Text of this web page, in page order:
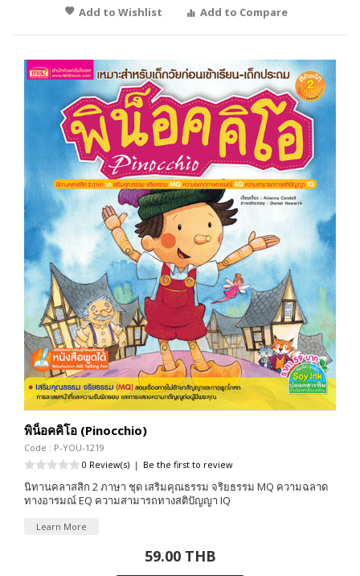
Add to Wishlist Add to Compare
พิน็อคคิโอ (Pinocchio)
Code : P-YOU-1219
0 Review(s) | Be the first to review
นิทานคลาสสิก 2 ภาษา ชุด เสริมคุณธรรม จริยธรรม MQ ความฉลาด
ทางอารมณ์ EQ ความสามารถทางสติปัญญา IQ
Learn More
59.00 THB